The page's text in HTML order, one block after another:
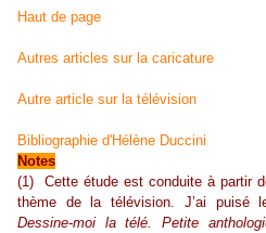
Haut de page
Autres articles sur la caricature
Autre article sur la télévision
Bibliographie d'Hélène Duccini
Notes
(1) Cette étude est conduite à partir
thème de la télévision. J’ai puisé
Dessine-moi la télé. Petite